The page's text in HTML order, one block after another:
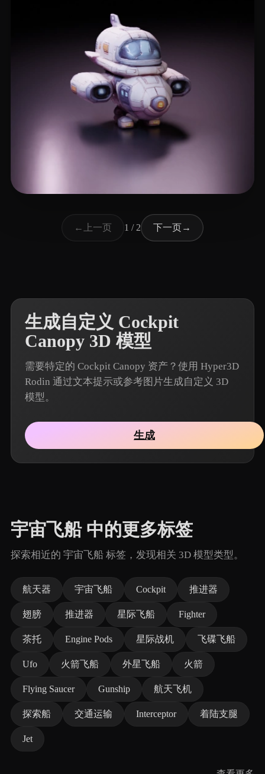
←
上一页 1 / 2 下一页→
生成自定义 Cockpit
Canopy 3D 模型
需要特定的 Cockpit Canopy 资产？使用 Hyper3D
Rodin 通过文本提示或参考图片生成自定义 3D
模型。
生成
宇宙飞船 中的更多标签
探索相近的 宇宙飞船 标签，发现相关 3D 模型类型。
航天器 宇宙飞船 Cockpit 推进器
翅膀 推进器 星际飞船 Fighter
茶托 Engine Pods 星际战机 飞碟飞船
Ufo 火箭飞船 外星飞船 火箭
Flying Saucer Gunship 航天飞机
探索船 交通运输 Interceptor 着陆支腿
Jet